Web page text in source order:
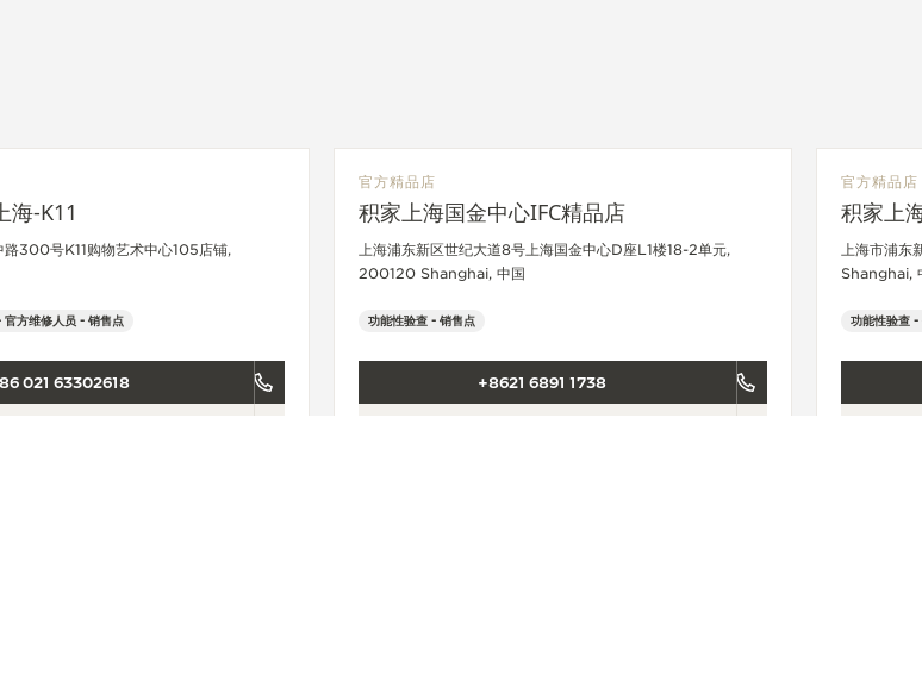
海-K11
路300号K11购物艺术中心105店铺,
方维修人员 - 销售点
021 63302618
官方精品店
积家上海国金中心IFC精品店
上海浦东新区世纪大道8号上海国金中心D座L1楼18-2单元,
200120 Shanghai, 中国
功能性验查 - 销售点
+8621 6891 1738
官方精品店
积家上
上海市浦
Shanghai,
功能性验查 -